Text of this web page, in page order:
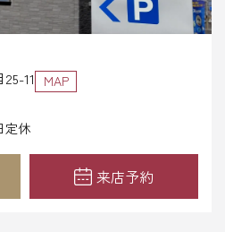
11 MAP
定休
来店予約